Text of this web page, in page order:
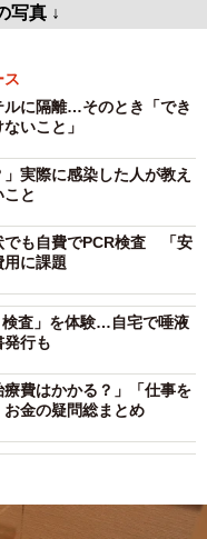
写真 ↓
ス
ルに隔離…そのとき「でき
いこと」
実際に感染した人が教え
と
でも自費でPCR検査 「安
に課題
査」を体験…自宅で唾液
行も
費はかかる？」「仕事を
金の疑問総まとめ